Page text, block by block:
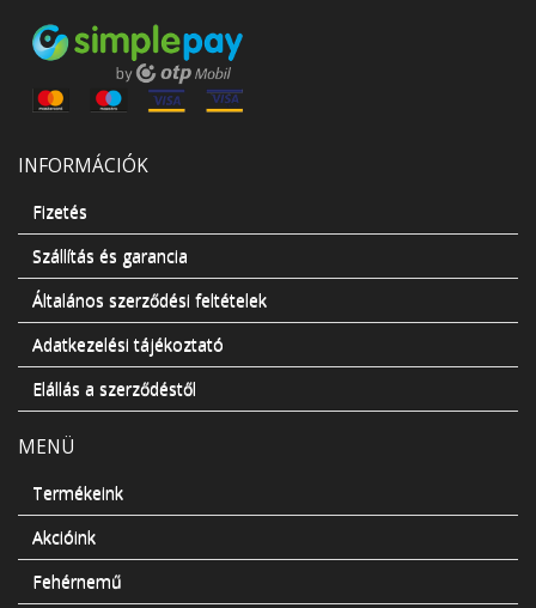
INFORMÁCIÓK
Fizetés
Szállítás és garancia
Általános szerződési feltételek
Adatkezelési tájékoztató
Elállás a szerződéstől
MENÜ
Termékeink
Akcióink
Fehérnemű